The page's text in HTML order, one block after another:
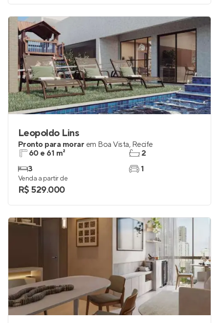
Leopoldo Lins
Pronto para morar em Boa Vista, Recife
60 e 61 m²
3
2
1
Venda a partir de
R$ 529.000